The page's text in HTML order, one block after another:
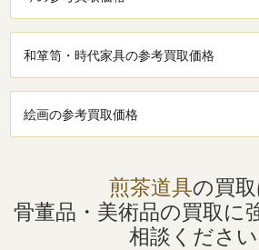
和箪笥・時代家具の参考買取価格
絵画の参考買取価格
煎茶道具の買取
骨董品・美術品の買取に
相談ください